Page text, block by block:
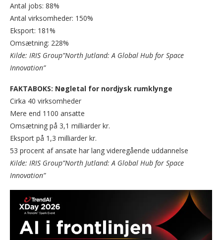
Antal jobs: 88%
Antal virksomheder: 150%
Eksport: 181%
Omsætning: 228%
Kilde: IRIS Group”North Jutland: A Global Hub for Space
Innovation”
FAKTABOKS: Nøgletal for nordjysk rumklynge
Cirka 40 virksomheder
Mere end 1100 ansatte
Omsætning på 3,1 milliarder kr.
Eksport på 1,3 milliarder kr.
53 procent af ansate har lang videregående uddannelse
Kilde: IRIS Group”North Jutland: A Global Hub for Space
Innovation”